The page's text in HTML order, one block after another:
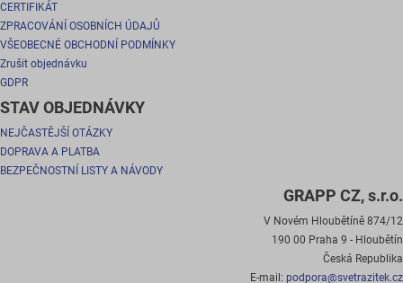
CERTIFIKÁT
ZPRACOVÁNÍ OSOBNÍCH ÚDAJŮ
VŠEOBECNÉ OBCHODNÍ PODMÍNKY
Zrušit objednávku
GDPR
STAV OBJEDNÁVKY
NEJČASTĚJŠÍ OTÁZKY
DOPRAVA A PLATBA
BEZPEČNOSTNÍ LISTY A NÁVODY
GRAPP CZ, s.r.o.
V Novém Hloubětíně 874/12
190 00 Praha 9 - Hloubětín
Česká Republika
E-mail: podpora@svetrazitek.cz